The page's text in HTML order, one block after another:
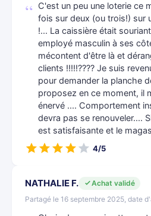
C'est un peu une loterie ce
fois sur deux (ou trois!) sur
!... La caissière était
employé masculin à ses
mécontent d'être là et
clients !!!!!???? Je suis
pour demander la planche
proposez en ce moment, il
énervé .... Comportement
devra pas se renouveler....
est satisfaisante et le
4/5
NATHALIE F.
Achat validé
Partagé le 16 septembre 2025, date